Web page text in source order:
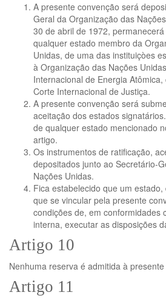
A presente convenção será
Geral da Organização das
30 de abril de 1972,
qualquer estado membro da
Unidas, de uma das instituiçòes
à Organização das Nações
Internacional de Energia
Corte Internacional de Justiça.
A presente convenção será
aceitação dos estados
de qualquer estado mencionado
artigo.
Os instrumentos de ratificação,
depositados junto ao Secretário-
Nações Unidas.
Fica estabelecido que um
que se vincular pela presente
condições de, em conformidades
interna, executar as disposições
Artigo 10
Nenhuma reserva é admitida à
Artigo 11